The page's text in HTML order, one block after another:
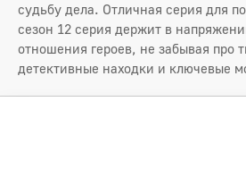
судьбу дела. Отличная серия для
сезон 12 серия держит в
отношения героев, не забывая про
детективные находки и ключевые